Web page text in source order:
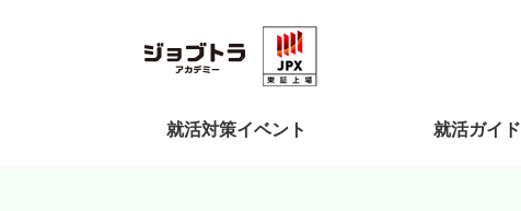
就活対策イベント 就活ガイド